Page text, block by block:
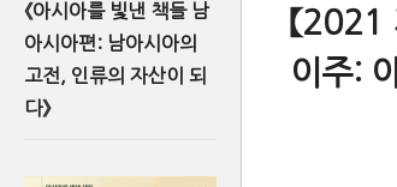
《아시아를 빛낸 책들 남
아시아편: 남아시아의
고전, 인류의 자산이 되
다》
【
이주: